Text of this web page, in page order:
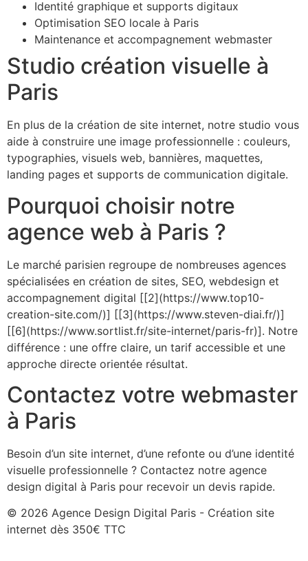
Identité graphique et supports digitaux
Optimisation SEO locale à Paris
Maintenance et accompagnement webmaster
Studio création visuelle à
Paris
En plus de la création de site internet, notre studio vous
aide à construire une image professionnelle : couleurs,
typographies, visuels web, bannières, maquettes,
landing pages et supports de communication digitale.
Pourquoi choisir notre
agence web à Paris ?
Le marché parisien regroupe de nombreuses agences
spécialisées en création de sites, SEO, webdesign et
accompagnement digital [[2](https://www.top10-
creation-site.com/)] [[3](https://www.steven-diai.fr/)]
[[6](https://www.sortlist.fr/site-internet/paris-fr)]. Notre
différence : une offre claire, un tarif accessible et une
approche directe orientée résultat.
Contactez votre webmaster
à Paris
Besoin d’un site internet, d’une refonte ou d’une identité
visuelle professionnelle ? Contactez notre agence
design digital à Paris pour recevoir un devis rapide.
© 2026 Agence Design Digital Paris - Création site
internet dès 350€ TTC